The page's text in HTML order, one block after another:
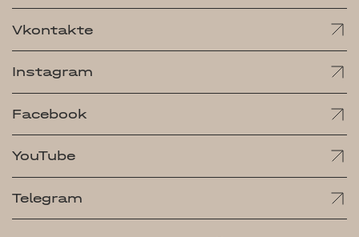
Vkontakte
Instagram
Facebook
YouTube
Telegram